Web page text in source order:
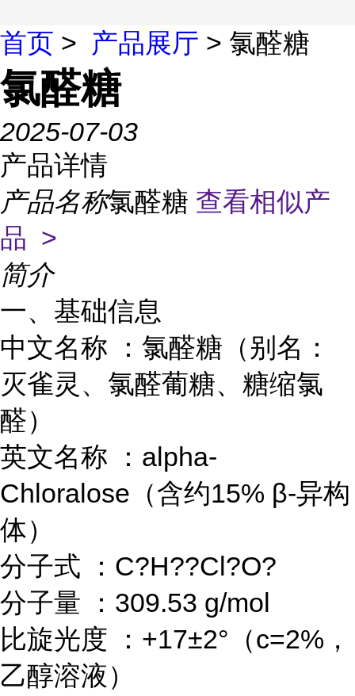
首页 > 产品展厅 > 氯醛糖
氯醛糖
2025-07-03
产品详情
产品名称氯醛糖 查看相似产
品 >
简介
一、基础信息
中文名称 ：氯醛糖（别名：
灭雀灵、氯醛葡糖、糖缩氯
醛）
英文名称 ：alpha-
Chloralose（含约15% β-异构
体）
分子式 ：C?H??Cl?O?
分子量 ：309.53 g/mol
比旋光度 ：+17±2°（c=2%，
乙醇溶液）